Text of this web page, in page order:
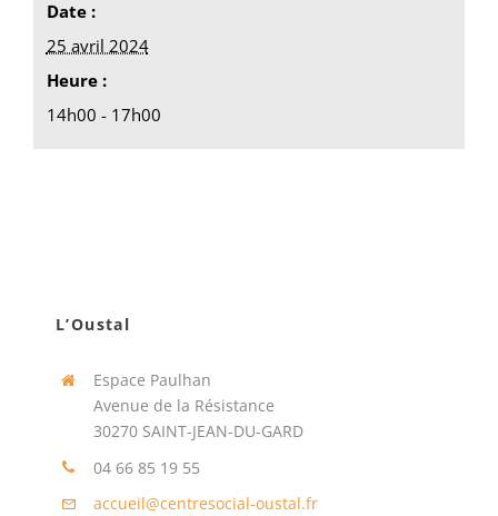
Date :
25 avril 2024
Heure :
14h00 - 17h00
L’Oustal
Espace Paulhan
Avenue de la Résistance
30270 SAINT-JEAN-DU-GARD
04 66 85 19 55
accueil@centresocial-oustal.fr